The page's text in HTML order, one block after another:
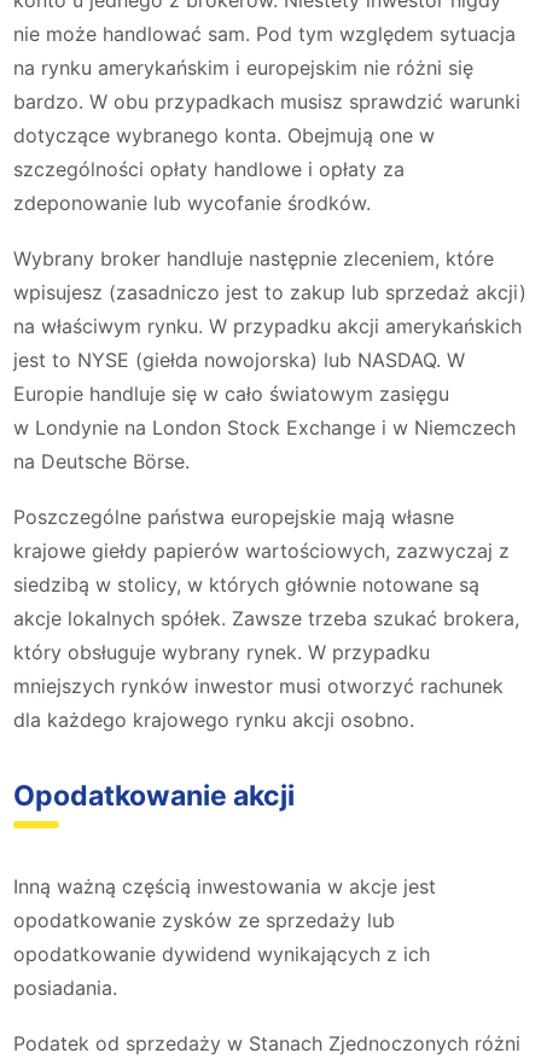
nie może handlować sam. Pod tym względem sytuacja
na rynku amerykańskim i europejskim nie różni się
bardzo. W obu przypadkach musisz sprawdzić warunki
dotyczące wybranego konta. Obejmują one w
szczególności opłaty handlowe i opłaty za
zdeponowanie lub wycofanie środków.
Wybrany broker handluje następnie zleceniem, które
wpisujesz (zasadniczo jest to zakup lub sprzedaż akcji)
na właściwym rynku. W przypadku akcji amerykańskich
jest to NYSE (giełda nowojorska) lub NASDAQ. W
Europie handluje się w cało światowym zasięgu
w Londynie na London Stock Exchange i w Niemczech
na Deutsche Börse.
Poszczególne państwa europejskie mają własne
krajowe giełdy papierów wartościowych, zazwyczaj z
siedzibą w stolicy, w których głównie notowane są
akcje lokalnych spółek. Zawsze trzeba szukać brokera,
który obsługuje wybrany rynek. W przypadku
mniejszych rynków inwestor musi otworzyć rachunek
dla każdego krajowego rynku akcji osobno.
Opodatkowanie akcji
Inną ważną częścią inwestowania w akcje jest
opodatkowanie zysków ze sprzedaży lub
opodatkowanie dywidend wynikających z ich
posiadania.
Podatek od sprzedaży w Stanach Zjednoczonych różni